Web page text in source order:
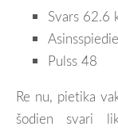
Svars 62.6
Pulss 48
Re nu, pietika
šodien svari